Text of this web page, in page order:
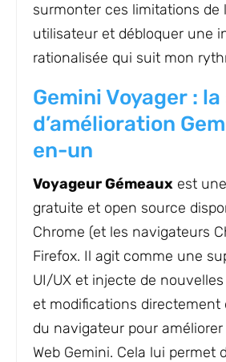
surmonter ces limitations de
utilisateur et débloquer une
rationalisée qui suit mon
Gemini Voyager :
d’amélioration
en-un
Voyageur Gémeaux est
gratuite et open source
Chrome (et les navigateurs
Firefox. Il agit comme une
UI/UX et injecte de
et modifications directement
du navigateur pour améliorer
Web Gemini. Cela lui permet